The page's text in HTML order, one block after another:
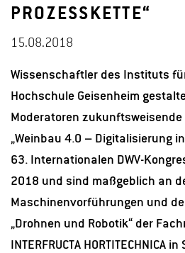
PROZESSKETTE“
15.08.2018
Wissenschaftler des Instituts
Hochschule Geisenheim
Moderatoren zukunftsweisende
„Weinbau 4.0 – Digitalisierung
63. Internationalen DWV-
2018 und sind maßgeblich an
Maschinenvorführungen und
„Drohnen und Robotik“ der
INTERFRUCTA